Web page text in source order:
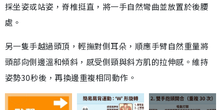
採坐姿或站姿，脊椎挺直，將一手自然彎曲並放置於後腰
處。
另一隻手越過頭頂，輕撫對側耳朵，順應手臂自然重量將
頭部向側邊溫和傾斜，感受側頸與斜方肌的拉伸感。維持
姿勢30秒後，再換邊重複相同動作。